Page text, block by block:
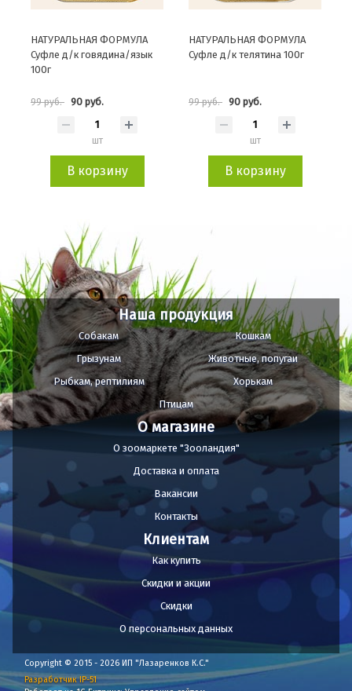
НАТУРАЛЬНАЯ ФОРМУЛА
Суфле д/к говядина/язык
100г
99 руб. 90 руб.
шт
В корзину
НАТУРАЛЬНАЯ ФОРМУЛА
Суфле д/к телятина 100г
99 руб. 90 руб.
шт
В корзину
Наша продукция
Собакам
Кошкам
Грызунам
Животные, попугаи
Рыбкам, рептилиям
Хорькам
Птицам
О магазине
О зоомаркете "Зооландия"
Доставка и оплата
Вакансии
Контакты
Клиентам
Как купить
Скидки и акции
Скидки
О персональных данных
Copyright © 2015 - 2026 ИП "Лазаренков К.С."
Разработчик IP-51